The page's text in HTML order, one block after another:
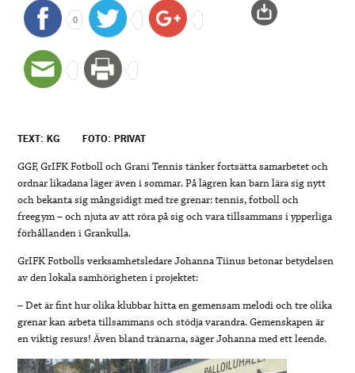
0
TEXT: KG FOTO: PRIVAT
GGF, GrIFK Fotboll och Grani Tennis tänker fortsätta samarbetet och
ordnar likadana läger även i sommar. På lägren kan barn lära sig nytt
och bekanta sig mångsidigt med tre grenar: tennis, fotboll och
freegym – och njuta av att röra på sig och vara tillsammans i ypperliga
förhållanden i Grankulla.
GrIFK Fotbolls verksamhetsledare Johanna Tiinus betonar betydelsen
av den lokala samhörigheten i projektet:
– Det är fint hur olika klubbar hitta en gemensam melodi och tre olika
grenar kan arbeta tillsammans och stödja varandra. Gemenskapen är
en viktig resurs! Även bland tränarna, säger Johanna med ett leende.